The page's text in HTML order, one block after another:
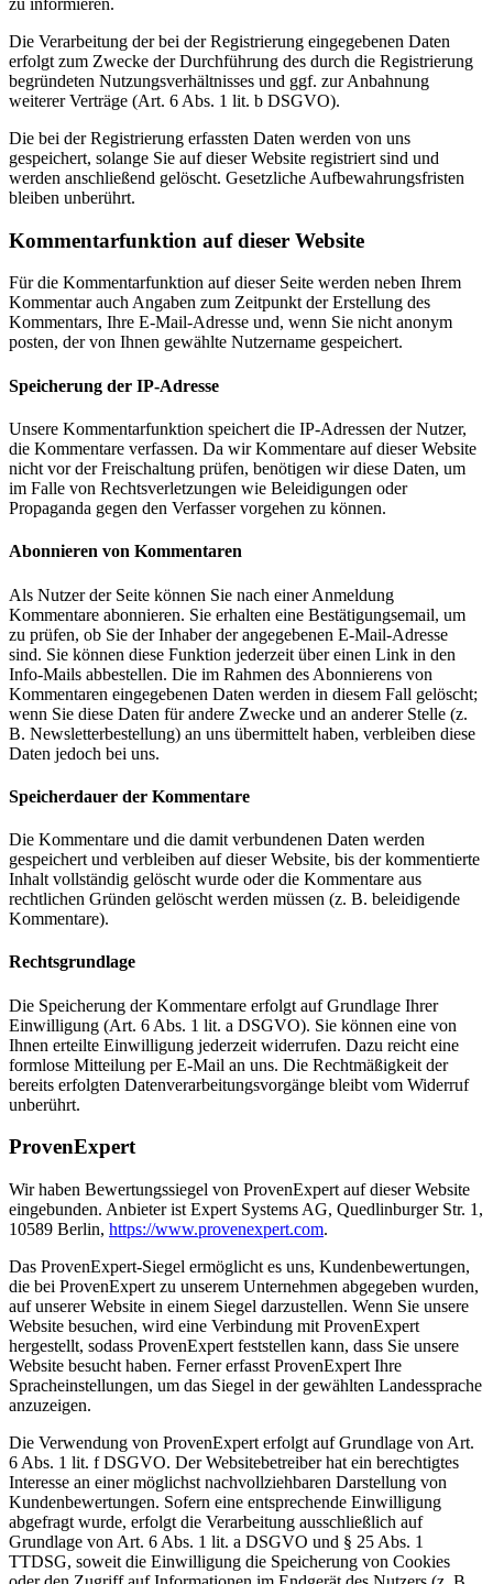
zu informieren.
Die Verarbeitung der bei der Registrierung eingegebenen Daten
erfolgt zum Zwecke der Durchführung des durch die Registrierung
begründeten Nutzungsverhältnisses und ggf. zur Anbahnung
weiterer Verträge (Art. 6 Abs. 1 lit. b DSGVO).
Die bei der Registrierung erfassten Daten werden von uns
gespeichert, solange Sie auf dieser Website registriert sind und
werden anschließend gelöscht. Gesetzliche Aufbewahrungsfristen
bleiben unberührt.
Kommentar­funktion auf dieser Website
Für die Kommentarfunktion auf dieser Seite werden neben Ihrem
Kommentar auch Angaben zum Zeitpunkt der Erstellung des
Kommentars, Ihre E-Mail-Adresse und, wenn Sie nicht anonym
posten, der von Ihnen gewählte Nutzername gespeichert.
Speicherung der IP-Adresse
Unsere Kommentarfunktion speichert die IP-Adressen der Nutzer,
die Kommentare verfassen. Da wir Kommentare auf dieser Website
nicht vor der Freischaltung prüfen, benötigen wir diese Daten, um
im Falle von Rechtsverletzungen wie Beleidigungen oder
Propaganda gegen den Verfasser vorgehen zu können.
Abonnieren von Kommentaren
Als Nutzer der Seite können Sie nach einer Anmeldung
Kommentare abonnieren. Sie erhalten eine Bestätigungsemail, um
zu prüfen, ob Sie der Inhaber der angegebenen E-Mail-Adresse
sind. Sie können diese Funktion jederzeit über einen Link in den
Info-Mails abbestellen. Die im Rahmen des Abonnierens von
Kommentaren eingegebenen Daten werden in diesem Fall gelöscht;
wenn Sie diese Daten für andere Zwecke und an anderer Stelle (z.
B. Newsletterbestellung) an uns übermittelt haben, verbleiben diese
Daten jedoch bei uns.
Speicherdauer der Kommentare
Die Kommentare und die damit verbundenen Daten werden
gespeichert und verbleiben auf dieser Website, bis der kommentierte
Inhalt vollständig gelöscht wurde oder die Kommentare aus
rechtlichen Gründen gelöscht werden müssen (z. B. beleidigende
Kommentare).
Rechtsgrundlage
Die Speicherung der Kommentare erfolgt auf Grundlage Ihrer
Einwilligung (Art. 6 Abs. 1 lit. a DSGVO). Sie können eine von
Ihnen erteilte Einwilligung jederzeit widerrufen. Dazu reicht eine
formlose Mitteilung per E-Mail an uns. Die Rechtmäßigkeit der
bereits erfolgten Datenverarbeitungsvorgänge bleibt vom Widerruf
unberührt.
ProvenExpert
Wir haben Bewertungssiegel von ProvenExpert auf dieser Website
eingebunden. Anbieter ist Expert Systems AG, Quedlinburger Str. 1,
10589 Berlin, https://www.provenexpert.com.
Das ProvenExpert-Siegel ermöglicht es uns, Kundenbewertungen,
die bei ProvenExpert zu unserem Unternehmen abgegeben wurden,
auf unserer Website in einem Siegel darzustellen. Wenn Sie unsere
Website besuchen, wird eine Verbindung mit ProvenExpert
hergestellt, sodass ProvenExpert feststellen kann, dass Sie unsere
Website besucht haben. Ferner erfasst ProvenExpert Ihre
Spracheinstellungen, um das Siegel in der gewählten Landessprache
anzuzeigen.
Die Verwendung von ProvenExpert erfolgt auf Grundlage von Art.
6 Abs. 1 lit. f DSGVO. Der Websitebetreiber hat ein berechtigtes
Interesse an einer möglichst nachvollziehbaren Darstellung von
Kundenbewertungen. Sofern eine entsprechende Einwilligung
abgefragt wurde, erfolgt die Verarbeitung ausschließlich auf
Grundlage von Art. 6 Abs. 1 lit. a DSGVO und § 25 Abs. 1
TTDSG, soweit die Einwilligung die Speicherung von Cookies